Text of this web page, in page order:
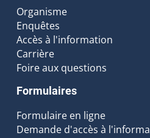
Organisme
Enquêtes
Accès à l'information
Carrière
Foire aux questions
Formulaires
Formulaire en ligne
Demande d'accès à